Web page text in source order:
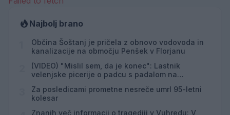
Najbolj brano
Občina Šoštanj je pričela z obnovo vodovoda in
kanalizacije na območju Penšek v Florjanu
(VIDEO) "Mislil sem, da je konec": Lastnik
velenjske picerije o padcu s padalom na
Za posledicami prometne nesreče umrl 95-letni
kolesar
Znanih več informacij o tragediji v Vuhredu: V